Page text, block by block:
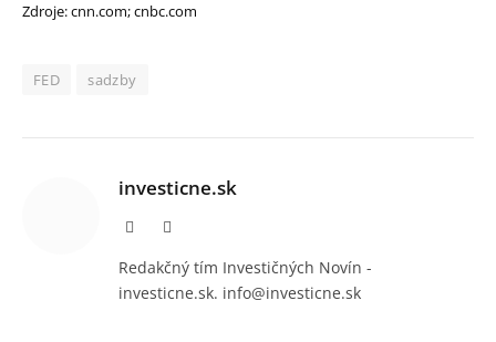
Zdroje: cnn.com; cnbc.com
FED sadzby
investicne.sk
Facebook
Redakčný tím Investičných Novín -
investicne.sk. info@investicne.sk